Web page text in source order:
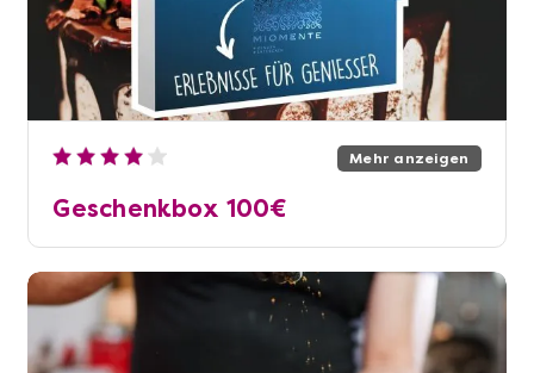
Mehr anzeigen
Geschenkbox 100€